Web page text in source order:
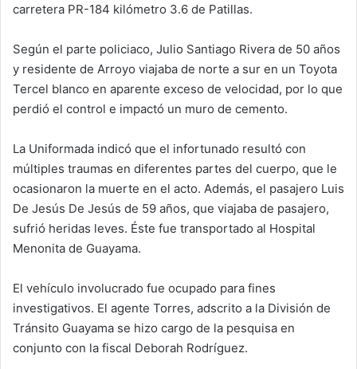
carretera PR-184 kilómetro 3.6 de Patillas.
Según el parte policiaco, Julio Santiago Rivera de 50 años
y residente de Arroyo viajaba de norte a sur en un Toyota
Tercel blanco en aparente exceso de velocidad, por lo que
perdió el control e impactó un muro de cemento.
La Uniformada indicó que el infortunado resultó con
múltiples traumas en diferentes partes del cuerpo, que le
ocasionaron la muerte en el acto. Además, el pasajero Luis
De Jesús De Jesús de 59 años, que viajaba de pasajero,
sufrió heridas leves. Éste fue transportado al Hospital
Menonita de Guayama.
El vehículo involucrado fue ocupado para fines
investigativos. El agente Torres, adscrito a la División de
Tránsito Guayama se hizo cargo de la pesquisa en
conjunto con la fiscal Deborah Rodríguez.